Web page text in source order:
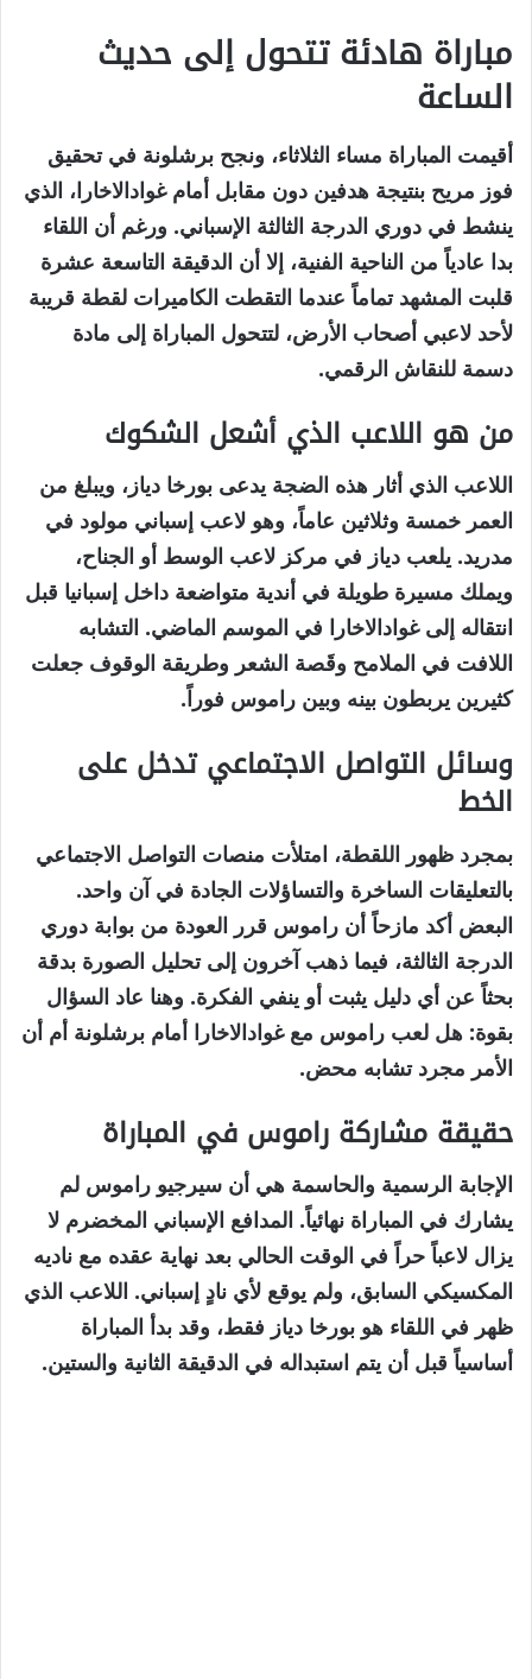
مباراة هادئة تتحول إلى حديث
الساعة
أقيمت المباراة مساء الثلاثاء، ونجح برشلونة في تحقيق
فوز مريح بنتيجة هدفين دون مقابل أمام غوادالاخارا، الذي
ينشط في دوري الدرجة الثالثة الإسباني. ورغم أن اللقاء
بدا عادياً من الناحية الفنية، إلا أن الدقيقة التاسعة عشرة
قلبت المشهد تماماً عندما التقطت الكاميرات لقطة قريبة
لأحد لاعبي أصحاب الأرض، لتتحول المباراة إلى مادة
دسمة للنقاش الرقمي.
من هو اللاعب الذي أشعل الشكوك
اللاعب الذي أثار هذه الضجة يدعى بورخا دياز، ويبلغ من
العمر خمسة وثلاثين عاماً، وهو لاعب إسباني مولود في
مدريد. يلعب دياز في مركز لاعب الوسط أو الجناح،
ويملك مسيرة طويلة في أندية متواضعة داخل إسبانيا قبل
انتقاله إلى غوادالاخارا في الموسم الماضي. التشابه
اللافت في الملامح وقَصة الشعر وطريقة الوقوف جعلت
كثيرين يربطون بينه وبين راموس فوراً.
وسائل التواصل الاجتماعي تدخل على
الخط
بمجرد ظهور اللقطة، امتلأت منصات التواصل الاجتماعي
بالتعليقات الساخرة والتساؤلات الجادة في آن واحد.
البعض أكد مازحاً أن راموس قرر العودة من بوابة دوري
الدرجة الثالثة، فيما ذهب آخرون إلى تحليل الصورة بدقة
بحثاً عن أي دليل يثبت أو ينفي الفكرة. وهنا عاد السؤال
بقوة: هل لعب راموس مع غوادالاخارا أمام برشلونة أم أن
الأمر مجرد تشابه محض.
حقيقة مشاركة راموس في المباراة
الإجابة الرسمية والحاسمة هي أن سيرجيو راموس لم
يشارك في المباراة نهائياً. المدافع الإسباني المخضرم لا
يزال لاعباً حراً في الوقت الحالي بعد نهاية عقده مع ناديه
المكسيكي السابق، ولم يوقع لأي نادٍ إسباني. اللاعب الذي
ظهر في اللقاء هو بورخا دياز فقط، وقد بدأ المباراة
أساسياً قبل أن يتم استبداله في الدقيقة الثانية والستين.